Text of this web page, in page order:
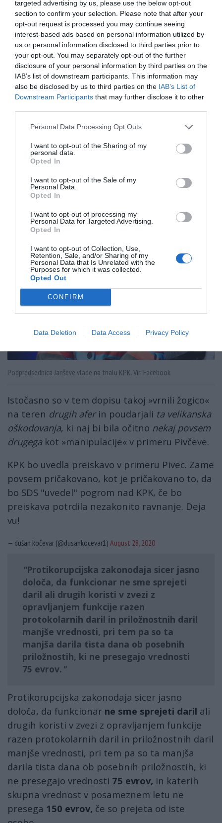
targeted advertising by us, please use the below opt-out
section to confirm your selection. Please note that after your
opt-out request is processed you may continue seeing
interest-based ads based on personal information utilized by
us or personal information disclosed to third parties prior to
your opt-out. You may separately opt-out of the further
disclosure of your personal information by third parties on the
IAB’s list of downstream participants. This information may
also be disclosed by us to third parties on the IAB’s List of
Downstream Participants that may further disclose it to other
Personal Data Processing Opt Outs
I want to opt-out of the Sharing of my
personal data.
Opted In
I want to opt-out of the Sale of my
Personal Data.
Opted In
I want to opt-out of processing my
Personal Data for Targeted Advertising.
Opted In
I want to opt-out of Collection, Use,
Retention, Sale, and/or Sharing of my
Personal Data that Is Unrelated with the
Purposes for which it was collected.
Opted Out
CONFIRM
Data Deletion Data Access Privacy Policy
Požar.
— Josef von Mlinaritz v službi Njegovega veličanstva (@meteoriterain)
August 28, 2020
Istročasno pa so se odzvali tudi v stranki
DeSUS, kjer se je oglasilimaginaren »sedež«
stranke.
O tem, kje natančno je sporni dopis nastal so
se pojavila tudi vprašaja na družbenih
omrežjih.
Svet DeSUS-a
odločitvijo KPK izrekelnezaupnico
, kar pomeni,
da je Pivčevo lahko »branil« le
iz
Podpredsednica Janševe vlade na tnalu KPK. Vir: Facebook
Istočasno so v tem dopisu takoj »vrnili žogico«
na teren drugih aferin poudarjali ta velikanska
oškodovanja, ki naj bi bila očitno nekaj povsem
drugegakot »manipulacije« v primeru Pivčeve.
KPK bo uvedla preiskavo v primeru Pivec. Zame
povsem pričakovano, kot je pričakovano to, da
bo SDS "uvedel" pogrom nad KPK, če bo
preiskava potrdila nezakonito ravnanje. Deja
vu!
— dušan kočevar (@dusankocevar1) August 28, 2020
Protikorupcijska zakonodaja sicer jasno
določa, da funkcionar ne sme sprejeti
daril ali drugih koristi v zvezi z
opravljanjem funkcije razen
protokolarnih daril in priložnostnih daril
manjše vrednosti, pri tem pa so ta
manjša darila tista dana ob posebnih
priložnostih, ki ne presegajo vrednosti
75 evrov.
Protikorupcijska zakonodaja sicer jasno
določa, da funkcionar ne sme sprejeti daril ali
drugih koristi v zvezi z opravljanjem funkcije
razen protokolarnih daril in priložnostnih daril
manjše vrednosti, pri tem pa so ta manjša
darila tista dana ob posebnih priložnostih, ki
ne presegajo vrednosti 75 evrov, in katerih
skupna vrednost v posameznem letu ne
presega 150 evrov, če so prejeta od iste